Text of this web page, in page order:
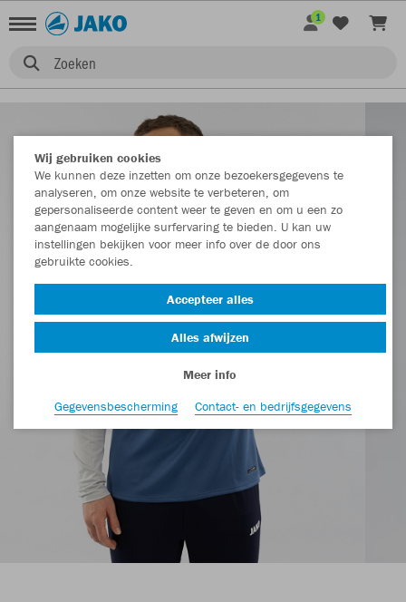
Zoeken
1
Wij gebruiken cookies
We kunnen deze inzetten om onze bezoekersgegevens te
analyseren, om onze website te verbeteren, om
gepersonaliseerde content weer te geven en om u een zo
aangenaam mogelijke surfervaring te bieden. U kan uw
instellingen bekijken voor meer info over de door ons
gebruikte cookies.
Accepteer alles
Alles afwijzen
Meer info
Gegevensbescherming
Contact- en bedrijfsgegevens